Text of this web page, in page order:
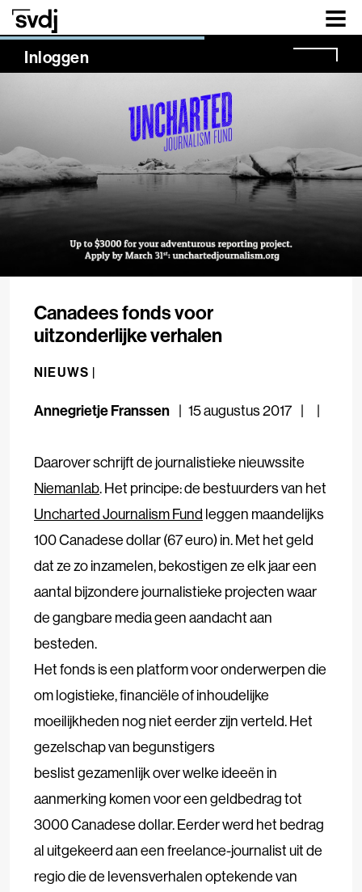
Naar hoofdinhoud
Inloggen
NaN%
Canadees fonds voor
uitzonderlijke verhalen
NIEUWS |
Annegrietje Franssen 15 augustus 2017
Daarover schrijft de journalistieke nieuwssite
Niemanlab. Het principe: de bestuurders van het
Uncharted Journalism Fund leggen maandelijks
100 Canadese dollar (67 euro) in. Met het geld
dat ze zo inzamelen, bekostigen ze elk jaar een
aantal bijzondere journalistieke projecten waar
de gangbare media geen aandacht aan
besteden.
Het fonds is een platform voor onderwerpen die
om logistieke, financiële of inhoudelijke
moeilijkheden nog niet eerder zijn verteld. Het
gezelschap van begunstigers
beslist gezamenlijk over welke ideeën in
aanmerking komen voor een geldbedrag tot
3000 Canadese dollar. Eerder werd het bedrag
al uitgekeerd aan een freelance-journalist uit de
regio die de levensverhalen optekende van